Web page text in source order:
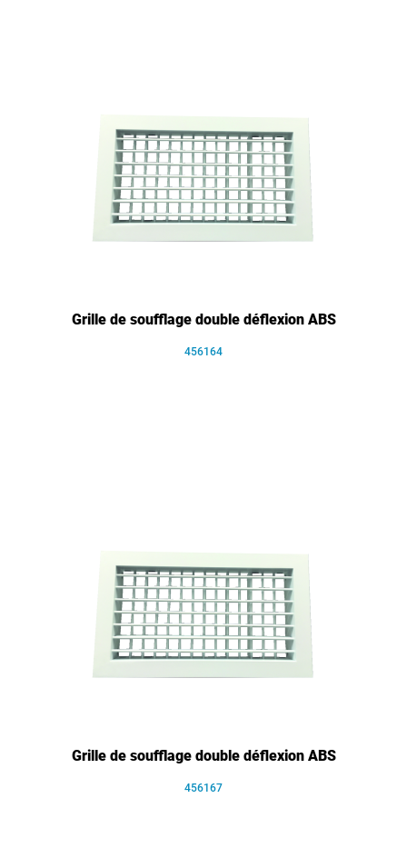
Grille de soufflage double déflexion ABS
456164
Grille de soufflage double déflexion ABS
456167